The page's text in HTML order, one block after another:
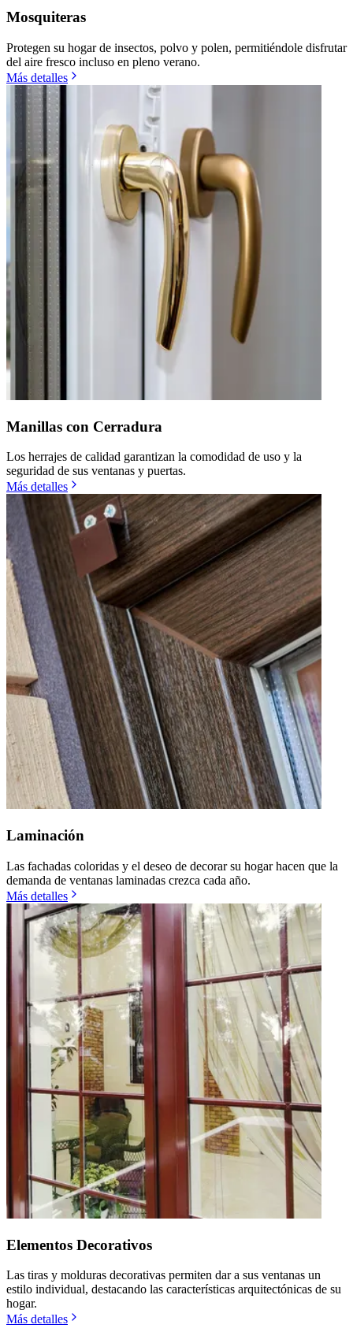
Mosquiteras
Protegen su hogar de insectos, polvo y polen, permitiéndole disfrutar
del aire fresco incluso en pleno verano.
Más detalles
Manillas con Cerradura
Los herrajes de calidad garantizan la comodidad de uso y la
seguridad de sus ventanas y puertas.
Más detalles
Laminación
Las fachadas coloridas y el deseo de decorar su hogar hacen que la
demanda de ventanas laminadas crezca cada año.
Más detalles
Elementos Decorativos
Las tiras y molduras decorativas permiten dar a sus ventanas un
estilo individual, destacando las características arquitectónicas de su
hogar.
Más detalles